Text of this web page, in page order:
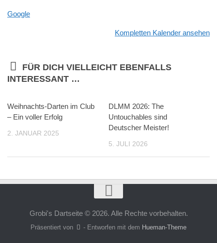
Friesen
Google
Kompletten Kalender ansehen
FÜR DICH VIELLEICHT EBENFALLS
INTERESSANT …
Weihnachts-Darten im Club
– Ein voller Erfolg
2. JANUAR 2025
DLMM 2026: The
Untouchables sind
Deutscher Meister!
5. JULI 2026
Grobi's Dartseite © 2026. Alle Rechte vorbehalten.
Präsentiert von - Entworfen mit dem Hueman-Theme